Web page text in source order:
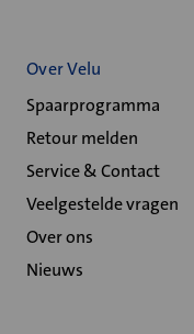
Over Velu
Spaarprogramma
Retour melden
Service & Contact
Veelgestelde vragen
Over ons
Nieuws